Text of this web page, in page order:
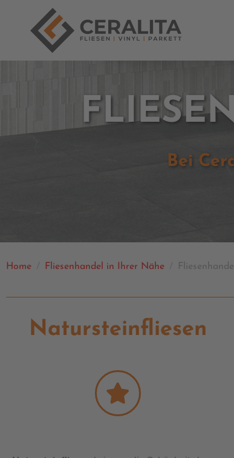
Bei
Home Fliesenhandel in Ihrer Nähe
Natursteinfliesen